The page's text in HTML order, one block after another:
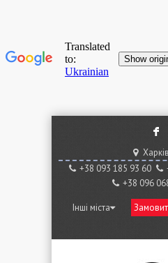
F
Харків
+38 ‎093 185 93 60
+38 096
Інші міста